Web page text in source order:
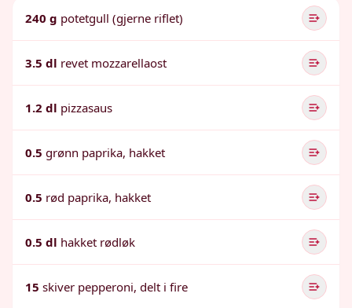
240 g potetgull (gjerne riflet)
3.5 dl revet mozzarellaost
1.2 dl pizzasaus
0.5 grønn paprika, hakket
0.5 rød paprika, hakket
0.5 dl hakket rødløk
15 skiver pepperoni, delt i fire